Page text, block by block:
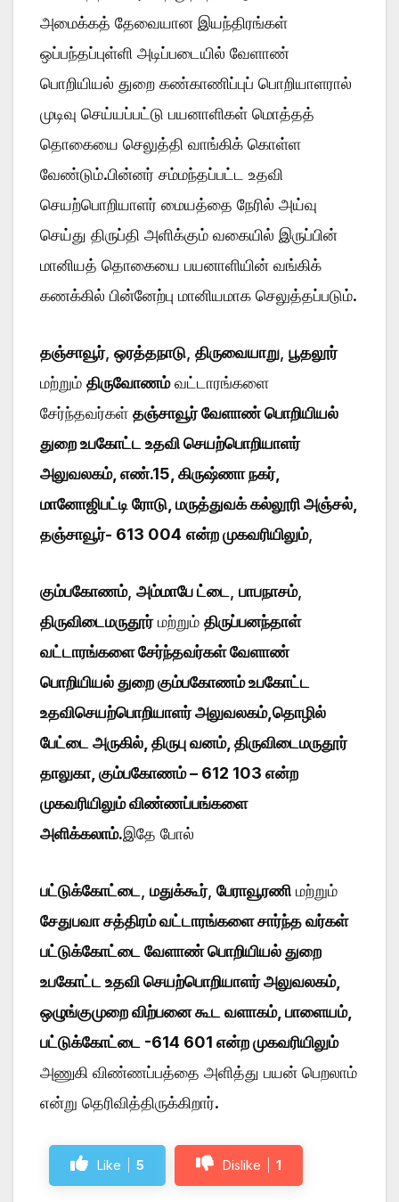
அமைக்கத் தேவையான இயந்திரங்கள்
ஒப்பந்தப்புள்ளி அடிப்படையில் வேளாண்
பொறியியல் துறை கண்காணிப்புப் பொறியாளரால்
முடிவு செய்யப்பட்டு பயனாளிகள் மொத்தத்
தொகையை செலுத்தி வாங்கிக் கொள்ள
வேண்டும்.பின்னர் சம்மந்தப்பட்ட உதவி
செயற்பொறியாளர் மையத்தை நேரில் அய்வு
செய்து திருப்தி அளிக்கும் வகையில் இருப்பின்
மானியத் தொகையை பயனாளியின் வங்கிக்
கணக்கில் பின்னேற்பு மானியமாக செலுத்தப்படும்.
தஞ்சாவூர், ஒரத்தநாடு திருவையாறு பூதலூர்
மற்றும் திருவோணம்வட்டாரங்களை
சேர்ந்தவர்கள் தஞ்சாவூர் வேளாண் பொறியியல்
துறை உபகோட்ட உதவி செயற்பொறியாளர்
அலுவலகம், எண்.15, கிருஷ்ணா நகர்,
மானோஜிபட்டி ரோடு, மருத்துவக் கல்லூரி அஞ்சல்,
தஞ்சாவூர்- 613 004 என்ற முகவரியிலும்,
கும்பகோணம், அம்மாபே ட்டை பாபநாசம்,
திருவிடைமருதூர்மற்றும் திருப்பனந்தாள்
வட்டாரங்களை சேர்ந்தவர்கள் வேளாண்
பொறியியல் துறை கும்பகோணம் உபகோட்ட
உதவிசெயற்பொறியாளர் அலுவலகம்,தொழில்
பேட்டை அருகில், திருபு வனம், திருவிடைமருதூர்
தாலுகா, கும்பகோணம் – 612 103 என்ற
முகவரியிலும் விண்ணப்பங்களை
அளிக்கலாம்.இதே போல்
பட்டுக்கோட்டை மதுக்கூர், பேராவூரணி மற்றும்
சேதுபவா சத்திரம் வட்டாரங்களை சார்ந்த வர்கள்
பட்டுக்கோட்டை வேளாண் பொறியியல் துறை
உபகோட்ட உதவி செயற்பொறியாளர் அலுவலகம்,
ஒழுங்குமுறை விற்பனை கூட வளாகம், பாளையம்,
பட்டுக்கோட்டை -614 601 என்ற முகவரியிலும்
அணுகி விண்ணப்பத்தை அளித்து பயன் பெறலாம்
என்று தெரிவித்திருக்கிறார்.
Like 5 Dislike 1